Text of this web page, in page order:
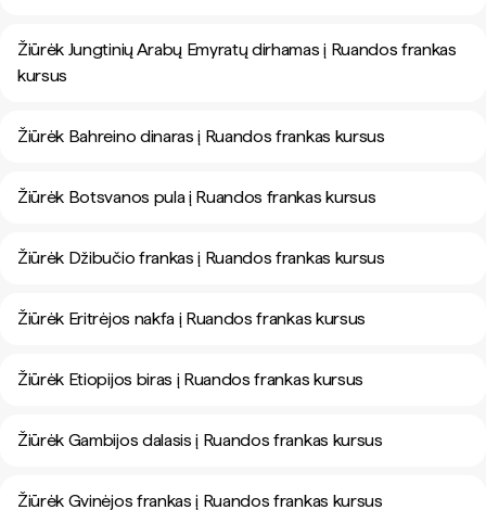
Žiūrėk Jungtinių Arabų Emyratų dirhamas į Ruandos frankas
kursus
Žiūrėk Bahreino dinaras į Ruandos frankas kursus
Žiūrėk Botsvanos pula į Ruandos frankas kursus
Žiūrėk Džibučio frankas į Ruandos frankas kursus
Žiūrėk Eritrėjos nakfa į Ruandos frankas kursus
Žiūrėk Etiopijos biras į Ruandos frankas kursus
Žiūrėk Gambijos dalasis į Ruandos frankas kursus
Žiūrėk Gvinėjos frankas į Ruandos frankas kursus